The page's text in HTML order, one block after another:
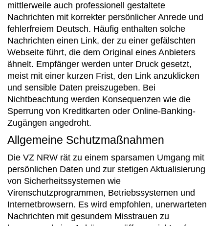
mittlerweile auch professionell gestaltete
Nachrichten mit korrekter persönlicher Anrede und
fehlerfreiem Deutsch. Häufig enthalten solche
Nachrichten einen Link, der zu einer gefälschten
Webseite führt, die dem Original eines Anbieters
ähnelt. Empfänger werden unter Druck gesetzt,
meist mit einer kurzen Frist, den Link anzuklicken
und sensible Daten preiszugeben. Bei
Nichtbeachtung werden Konsequenzen wie die
Sperrung von Kreditkarten oder Online-Banking-
Zugängen angedroht.
Allgemeine Schutzmaßnahmen
Die VZ NRW rät zu einem sparsamen Umgang mit
persönlichen Daten und zur stetigen Aktualisierung
von Sicherheitssystemen wie
Virenschutzprogrammen, Betriebssystemen und
Internetbrowsern. Es wird empfohlen, unerwarteten
Nachrichten mit gesundem Misstrauen zu